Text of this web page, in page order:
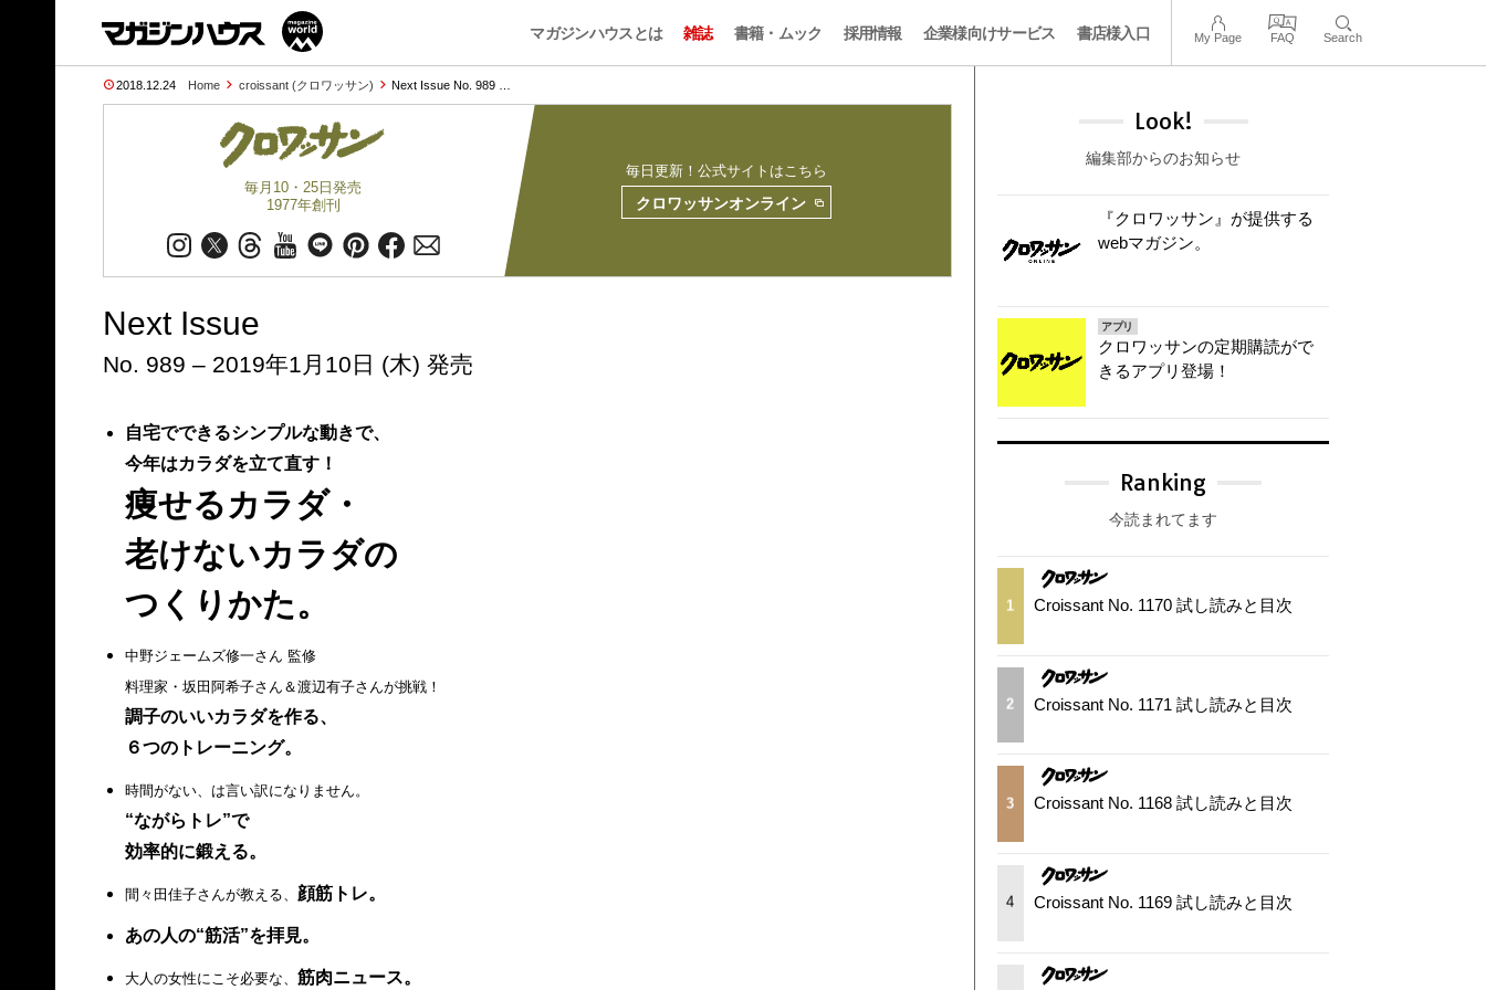
マガジンハウスとは 雑誌 書籍・ムック 採用情報 企業様向けサービス 書店様入口 My Page FAQ Search
2018.12.24 Home croissant (クロワッサン) Next Issue No. 989 …
毎月10・25日発売
1977年創刊
毎日更新！公式サイトはこちら
クロワッサンオンライン
Next Issue
No. 989 – 2019年1月10日 (木) 発売
自宅でできるシンプルな動きで、
今年はカラダを立て直す！
痩せるカラダ・
老けないカラダの
つくりかた。
中野ジェームズ修一さん 監修
料理家・坂田阿希子さん＆渡辺有子さんが挑戦！
調子のいいカラダを作る、
６つのトレーニング。
時間がない、は言い訳になりません。
“ながらトレ”で
効率的に鍛える。
間々田佳子さんが教える、 顔筋トレ。
あの人の“筋活”を拝見。
大人の女性にこそ必要な、 筋肉ニュース。
Look!
編集部からのお知らせ
『クロワッサン』が提供する
webマガジン。
アプリ
クロワッサンの定期購読がで
きるアプリ登場！
Ranking
今読まれてます
1 Croissant No. 1170 試し読みと目次
2 Croissant No. 1171 試し読みと目次
3 Croissant No. 1168 試し読みと目次
4 Croissant No. 1169 試し読みと目次